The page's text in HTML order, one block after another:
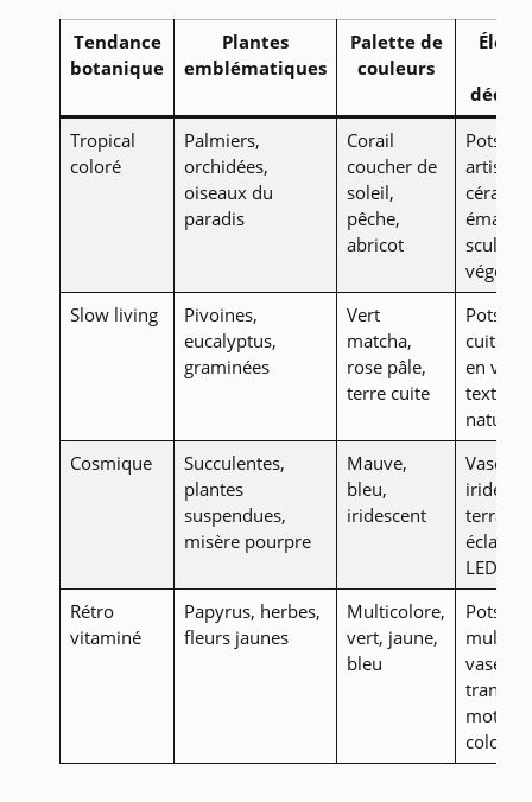
Tendance
botanique
Plantes
emblématiques
Palette de
couleurs
Tropical
coloré
Palmiers,
orchidées,
oiseaux du
paradis
Corail
coucher de
soleil,
pêche,
abricot
Pots
Slow living
Pivoines,
eucalyptus,
graminées
Vert
matcha,
rose pâle,
terre cuite
Pots
cuite,
en
textiles
naturels
Cosmique
Succulentes,
plantes
suspendues,
misère pourpre
Mauve,
bleu,
iridescent
Vases
LED
Rétro
vitaminé
Papyrus, herbes,
fleurs jaunes
Multicolore,
vert, jaune,
bleu
Pots
vases
motifs
colorés